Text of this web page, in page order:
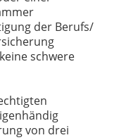
der Berufs/
schwere
von drei